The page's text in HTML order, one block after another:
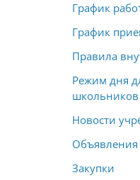
График
График
Правила
Режим дня
школьников
Новости
Объявления
Закупки